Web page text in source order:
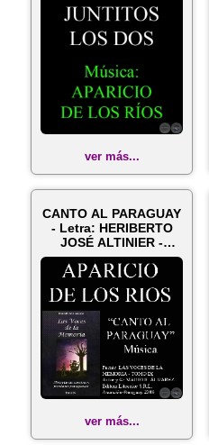
ver más...
CANTO AL PARAGUAY
- Letra: HERIBERTO
JOSÉ ALTINIER -
Música: APAR...
ver más...